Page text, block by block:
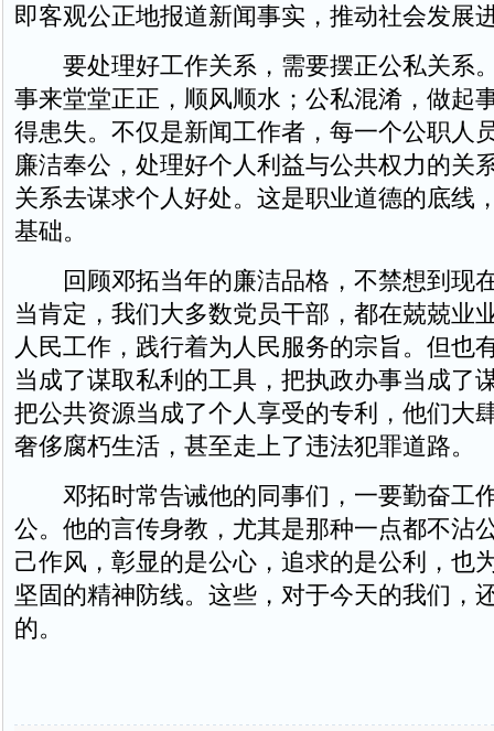
即客观公正地报道新闻事实，推动社会发展
要处理好工作关系，需要摆正公私关系
事来堂堂正正，顺风顺水；公私混淆，做起
得患失。不仅是新闻工作者，每一个公职人
廉洁奉公，处理好个人利益与公共权力的关
关系去谋求个人好处。这是职业道德的底线
基础。
回顾邓拓当年的廉洁品格，不禁想到现
当肯定，我们大多数党员干部，都在兢兢业
人民工作，践行着为人民服务的宗旨。但也
当成了谋取私利的工具，把执政办事当成了
把公共资源当成了个人享受的专利，他们大
奢侈腐朽生活，甚至走上了违法犯罪道路。
邓拓时常告诫他的同事们，一要勤奋工
公。他的言传身教，尤其是那种一点都不沾
己作风，彰显的是公心，追求的是公利，也
坚固的精神防线。这些，对于今天的我们，
的。